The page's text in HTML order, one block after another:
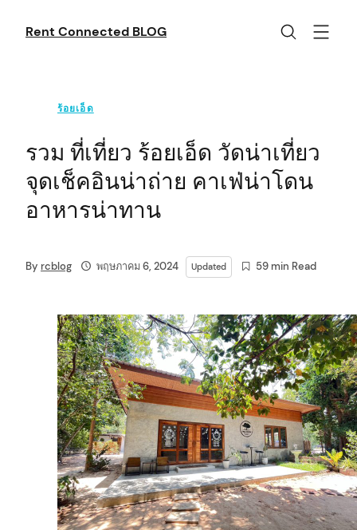
Rent Connected BLOG
ร้อยเอ็ด
รวม ที่เที่ยว ร้อยเอ็ด วัดน่าเที่ยว
จุดเช็คอินน่าถ่าย คาเฟ่น่าโดน
อาหารน่าทาน
By rcblog พฤษภาคม 6, 2024 Updated 59 min Read